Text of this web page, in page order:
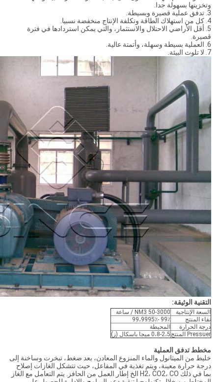
وتخزينها بسهولة جدا.
3. تدفق عملية قصيرة وبسيطة.
4. كل من استهلاك الطاقة وتكلفة الإنتاج منخفضة نسبيا.
5. أقل الأراضي الاحتلال والاستثمار، والتي يمكن استردادها في فترة
قصيرة.
6. العملية بسيطة وسهلة، وأتمتة عالية.
7. لا تلوث البيئة.
التقنية الوثيقة:
السعة الإنتاجية
50-3000 NM3 / ساعة
نقاء المنتج
99٪ -99،9995٪
درجة الحرارة
المحيطة
Pressuer المنتج
0،8-2،5 ميجا باسكال (ز)
مخطط تدفق العملية
خليط من الميثانول والماء المنزوع المعادن، بعد ضغط، تبخرت وساخنة إلى
درجة حرارة معينة، ويتم تغذية في المفاعل، حيث تتشكل الغازات إصلاح
بما في ذلك H2، CO2، CO الخ إطار العمل من الحافز. يتم التعامل مع الغاز